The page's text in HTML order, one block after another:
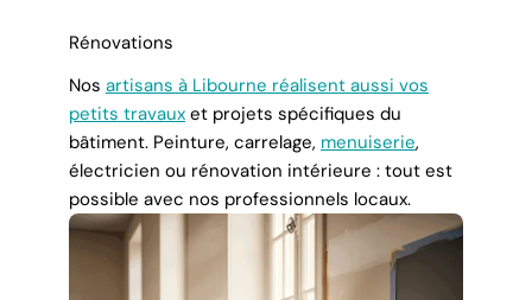
Rénovations
Nos artisans à Libourne réalisent aussi vos
petits travaux et projets spécifiques du
bâtiment. Peinture, carrelage, menuiserie,
électricien ou rénovation intérieure : tout est
possible avec nos professionnels locaux.